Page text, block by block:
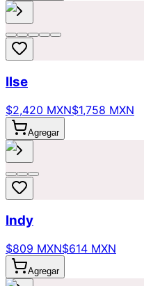
Ilse
$2,420 MXN$1,758 MXN
Agregar
Indy
$809 MXN$614 MXN
Agregar